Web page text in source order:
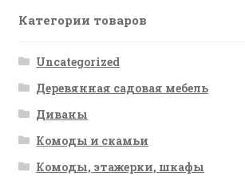
Категории товаров
Uncategorized
Деревянная садовая мебель
Диваны
Комоды и скамьи
Комоды, этажерки, шкафы